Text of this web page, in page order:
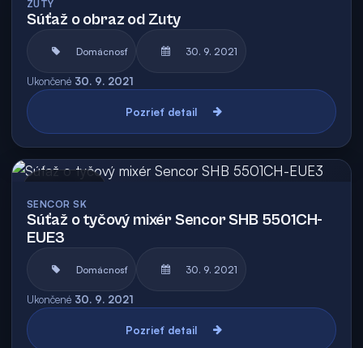
ZUTY
Súťaž o obraz od Zuty
Domácnosť 30. 9. 2021
Ukončené 30. 9. 2021
Pozrieť detail
SENCOR SK
Súťaž o tyčový mixér Sencor SHB 5501CH-
EUE3
Domácnosť 30. 9. 2021
Ukončené 30. 9. 2021
Pozrieť detail